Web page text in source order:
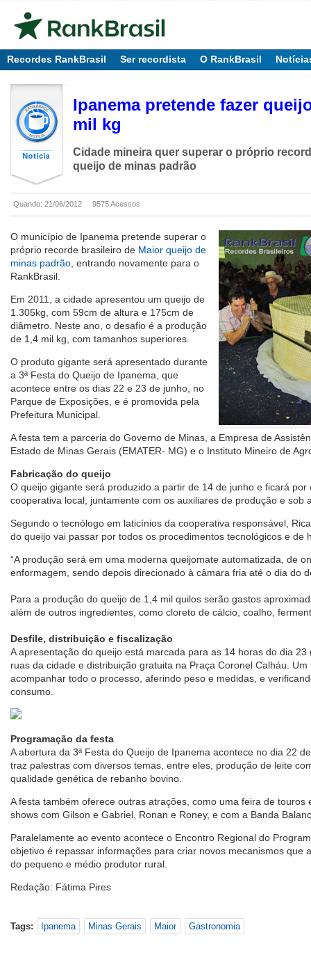
Recordes RankBrasil Ser recordista O RankBrasil
Ipanema pretende fazer
mil kg
Cidade mineira quer superar o próprio
queijo de minas padrão
Quando: 21/06/2012 9575 Acessos
O município de Ipanema pretende superar o
próprio recorde brasileiro de Maior queijo de
minas padrão , entrando novamente para o
RankBrasil.
Em 2011, a cidade apresentou um queijo de
1.305kg, com 59cm de altura e 175cm de
diâmetro. Neste ano, o desafio é a produção
de 1,4 mil kg, com tamanhos superiores.
O produto gigante será apresentado durante
a 3ª Festa do Queijo de Ipanema, que
acontece entre os dias 22 e 23 de junho, no
Parque de Exposições, e é promovida pela
Prefeitura Municipal.
A festa tem a parceria do Governo de Minas, a Empresa de
Estado de Minas Gerais (EMATER- MG) e o Instituto Mineiro de
Fabricação do queijo
O queijo gigante será produzido a partir de 14 de junho e ficará por
cooperativa local, juntamente com os auxiliares de produção e sob
Segundo o tecnólogo em laticínios da cooperativa responsável,
do queijo vai passar por todos os procedimentos tecnológicos e de
“A produção será em uma moderna queijomate automatizada, de
enformagem, sendo depois direcionado à câmara fria até o dia do
Para a produção do queijo de 1,4 mil quilos serão gastos
além de outros ingredientes, como cloreto de cálcio, coalho,
Desfile, distribuição e fiscalização
A apresentação do queijo está marcada para as 14 horas do dia
ruas da cidade e distribuição gratuita na Praça Coronel Calháu.
acompanhar todo o processo, aferindo peso e medidas, e
consumo.
Programação da festa
A abertura da 3ª Festa do Queijo de Ipanema acontece no dia 22
traz palestras com diversos temas, entre eles, produção de leite
qualidade genética de rebanho bovino.
A festa também oferece outras atrações, como uma feira de touros
shows com Gilson e Gabriel, Ronan e Roney, e com a Banda
Paralelamente ao evento acontece o Encontro Regional do
objetivo é repassar informações para criar novos mecanismos que
do pequeno e médio produtor rural.
Redação: Fátima Pires
Tags: Ipanema Minas Gerais Maior Gastronomia